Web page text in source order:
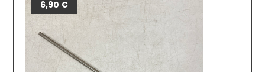
6,90 €